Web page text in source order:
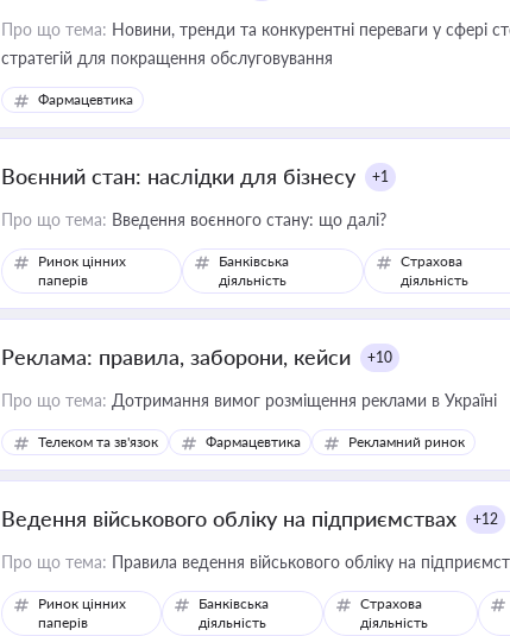
Про що тема: Новини, тренди та конкурентні переваги у сфері
стратегій для покращення обслуговування
Фармацевтика
Воєнний стан: наслідки для бізнесу +1
Про що тема: Введення воєнного стану: що далі?
Ринок цінних
паперів
Банківська
діяльність
Страхова
діяльність
Реклама: правила, заборони, кейси +10
Про що тема: Дотримання вимог розміщення реклами в Україні
Телеком та зв'язок Фармацевтика Рекламний ринок
Ведення військового обліку на підприємствах +12
Про що тема: Правила ведення військового обліку на
Ринок цінних
паперів
Банківська
діяльність
Страхова
діяльність